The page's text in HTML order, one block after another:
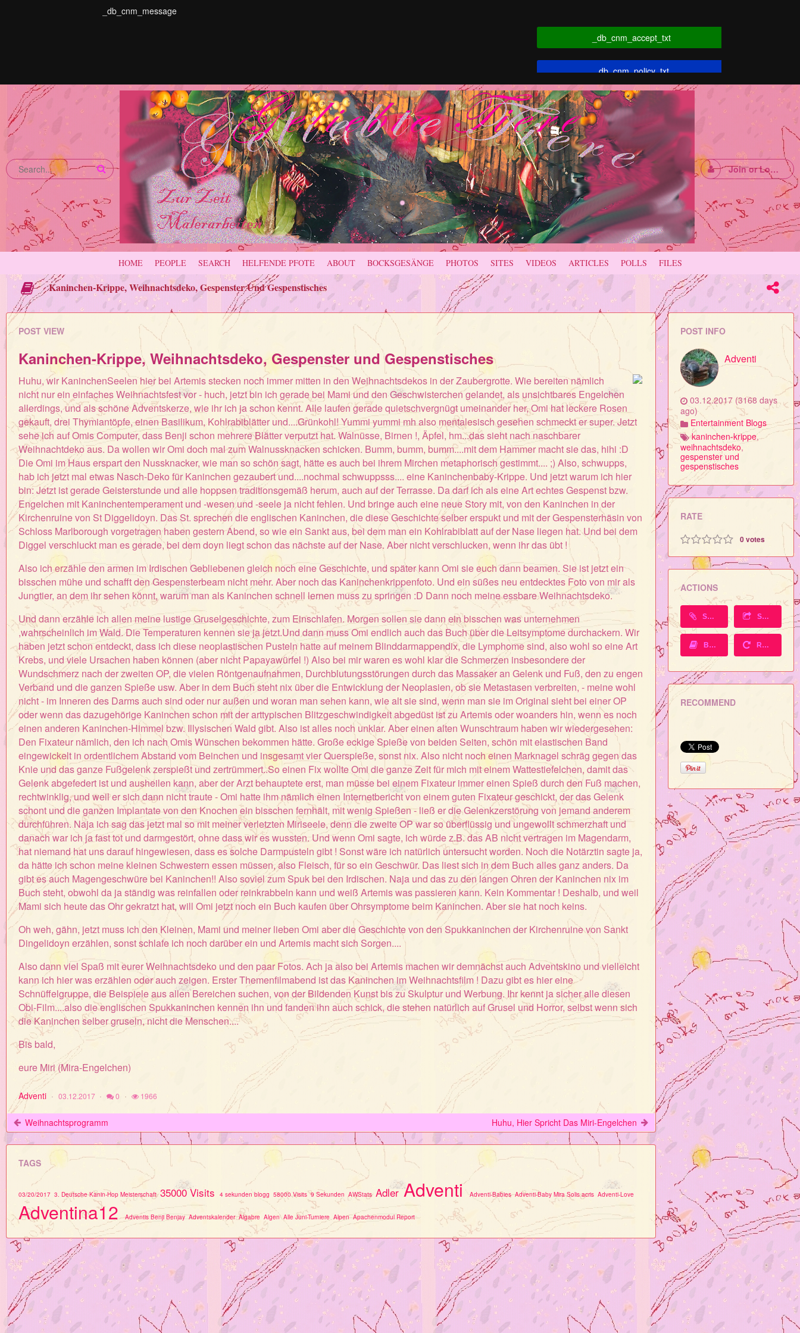
_db_cnm_message
_db_cnm_accept_txt
_db_cnm_policy_txt
Join or Login
HOME PEOPLE SEARCH HELFENDE PFOTE ABOUT BOCKSGESÄNGE PHOTOS SITES VIDEOS ARTICLES POLLS FILES
Kaninchen-Krippe, Weihnachtsdeko, Gespenster Und Gespenstisches
POST VIEW
Kaninchen-Krippe, Weihnachtsdeko, Gespenster und Gespenstisches
Huhu, wir KaninchenSeelen hier bei Artemis stecken noch immer mitten in den Weihnachtsdekos in der Zaubergrotte. Wie bereiten nämlich
nicht nur ein einfaches Weihnachtsfest vor - huch, jetzt bin ich gerade bei Mami und den Geschwisterchen gelandet, als unsichtbares Engelchen
allerdings, und als schöne Adventskerze, wie ihr ich ja schon kennt. Alle laufen gerade quietschvergnügt umeinander her, Omi hat leckere Rosen
gekauft, drei Thymiantöpfe, einen Basilikum, Kohlrabiblätter und....Grünkohl! Yummi yummi mh also mentalesisch gesehen schmeckt er super. Jetzt
sehe ich auf Omis Computer, dass Benji schon mehrere Blätter verputzt hat. Walnüsse, Birnen !, Äpfel, hm...das sieht nach naschbarer
Weihnachtdeko aus. Da wollen wir Omi doch mal zum Walnussknacken schicken. Bumm, bumm, bumm....mit dem Hammer macht sie das, hihi :D
Die Omi im Haus erspart den Nussknacker, wie man so schön sagt, hätte es auch bei ihrem Mirchen metaphorisch gestimmt.... ;) Also, schwupps,
hab ich jetzt mal etwas Nasch-Deko für Kaninchen gezaubert und....nochmal schwuppsss.... eine Kaninchenbaby-Krippe. Und jetzt warum ich hier
bin: Jetzt ist gerade Geisterstunde und alle hoppsen traditionsgemäß herum, auch auf der Terrasse. Da darf ich als eine Art echtes Gespenst bzw.
Engelchen mit Kaninchentemperament und -wesen und -seele ja nicht fehlen. Und bringe auch eine neue Story mit, von den Kaninchen in der
Kirchenruine von St Diggelidoyn. Das St. sprechen die englischen Kaninchen, die diese Geschichte selber erspukt und mit der Gespensterhäsin von
Schloss Marlborough vorgetragen haben gestern Abend, so wie ein Sankt aus, bei dem man ein Kohlrabiblatt auf der Nase liegen hat. Und bei dem
Diggel verschluckt man es gerade, bei dem doyn liegt schon das nächste auf der Nase. Aber nicht verschlucken, wenn ihr das übt !
Also ich erzähle den armen im Irdischen Gebliebenen gleich noch eine Geschichte, und später kann Omi sie euch dann beamen. Sie ist jetzt ein
bisschen mühe und schafft den Gespensterbeam nicht mehr. Aber noch das Kaninchenkrippenfoto. Und ein süßes neu entdecktes Foto von mir als
Jungtier, an dem ihr sehen könnt, warum man als Kaninchen schnell lernen muss zu springen :D Dann noch meine essbare Weihnachtsdeko.
Und dann erzähle ich allen meine lustige Gruselgeschichte, zum Einschlafen. Morgen sollen sie dann ein bisschen was unternehmen
,wahrscheinlich im Wald. Die Temperaturen kennen sie ja jetzt.Und dann muss Omi endlich auch das Buch über die Leitsymptome durchackern. Wir
haben jetzt schon entdeckt, dass ich diese neoplastischen Pusteln hatte auf meinem Blinddarmappendix, die Lymphome sind, also wohl so eine Art
Krebs, und viele Ursachen haben können (aber nicht Papayawürfel !) Also bei mir waren es wohl klar die Schmerzen insbesondere der
Wundschmerz nach der zweiten OP, die vielen Röntgenaufnahmen, Durchblutungsstörungen durch das Massaker an Gelenk und Fuß, den zu engen
Verband und die ganzen Spieße usw. Aber in dem Buch steht nix über die Entwicklung der Neoplasien, ob sie Metastasen verbreiten, - meine wohl
nicht - im Inneren des Darms auch sind oder nur außen und woran man sehen kann, wie alt sie sind, wenn man sie im Original sieht bei einer OP
oder wenn das dazugehörige Kaninchen schon mit der arttypischen Blitzgeschwindigkeit abgedüst ist zu Artemis oder woanders hin, wenn es noch
einen anderen Kaninchen-Himmel bzw. Illysischen Wald gibt. Also ist alles noch unklar. Aber einen alten Wunschtraum haben wir wiedergesehen:
Den Fixateur nämlich, den ich nach Omis Wünschen bekommen hätte. Große eckige Spieße von beiden Seiten, schön mit elastischen Band
eingewickelt in ordentlichem Abstand vom Beinchen und insgesamt vier Querspieße, sonst nix. Also nicht noch einen Marknagel schräg gegen das
Knie und das ganze Fußgelenk zerspießt und zertrümmert..So einen Fix wollte Omi die ganze Zeit für mich mit einem Wattestiefelchen, damit das
Gelenk abgefedert ist und ausheilen kann, aber der Arzt behauptete erst, man müsse bei einem Fixateur immer einen Spieß durch den Fuß machen,
rechtwinklig, und weil er sich dann nicht traute - Omi hatte ihm nämlich einen Internetbericht von einem guten Fixateur geschickt, der das Gelenk
schont und die ganzen Implantate von den Knochen ein bisschen fernhält, mit wenig Spießen - ließ er die Gelenkzerstörung von jemand anderem
durchführen. Naja ich sag das jetzt mal so mit meiner verletzten Miriseele, denn die zweite OP war so überflüssig und ungewollt schmerzhaft und
danach war ich ja fast tot und darmgestört, ohne dass wir es wussten. Und wenn Omi sagte, ich würde z.B. das AB nicht vertragen im Magendarm,
hat niemand hat uns darauf hingewiesen, dass es solche Darmpusteln gibt ! Sonst wäre ich natürlich untersucht worden. Noch die Notärztin sagte ja,
da hätte ich schon meine kleinen Schwestern essen müssen, also Fleisch, für so ein Geschwür. Das liest sich in dem Buch alles ganz anders. Da
gibt es auch Magengeschwüre bei Kaninchen!! Also soviel zum Spuk bei den Irdischen. Naja und das zu den langen Ohren der Kaninchen nix im
Buch steht, obwohl da ja ständig was reinfallen oder reinkrabbeln kann und weiß Artemis was passieren kann. Kein Kommentar ! Deshalb, und weil
Mami sich heute das Ohr gekratzt hat, will Omi jetzt noch ein Buch kaufen über Ohrsymptome beim Kaninchen. Aber sie hat noch keins.
Oh weh, gähn, jetzt muss ich den Kleinen, Mami und meiner lieben Omi aber die Geschichte von den Spukkaninchen der Kirchenruine von Sankt
Dingelidoyn erzählen, sonst schlafe ich noch darüber ein und Artemis macht sich Sorgen....
Also dann viel Spaß mit eurer Weihnachtsdeko und den paar Fotos. Ach ja also bei Artemis machen wir demnächst auch Adventskino und vielleicht
kann ich hier was erzählen oder auch zeigen. Erster Themenfilmabend ist das Kaninchen im Weihnachtsfilm ! Dazu gibt es hier eine
Schnüffelgruppe, die Beispiele aus allen Bereichen suchen, von der Bildenden Kunst bis zu Skulptur und Werbung. Ihr kennt ja sicher alle diesen
Obi-Film....also die englischen Spukkaninchen kennen ihn und fanden ihn auch schick, die stehen natürlich auf Grusel und Horror, selbst wenn sich
die Kaninchen selber gruseln, nicht die Menschen....
Bis bald,
eure Miri (Mira-Engelchen)
Adventi 03.12.2017 0 1966
Weihnachtsprogramm Huhu, Hier Spricht Das Miri-Engelchen
TAGS
03/20/2017 3. Deutsche Kanin-Hop Meisterschaft 35000 Visits 4 sekunden blogg 58000 Visits 9 Sekunden AWStats Adler Adventi Adventi-Babies Adventi-Baby Mira Solis acris Adventi-Love
Adventina12 Adventis Benji Benjay Adventskalender Algabre Algen Alle Juni-Turniere Alpen Apachenmodul Report
POST INFO
Adventi
03.12.2017 (3168 days
ago)
Entertainment Blogs
kaninchen-krippe,
weihnachtsdeko,
gespenster und
gespenstisches
RATE
0votes
ACTIONS
SUBSCRIBE SHARE
BACK TO BLOGREPOST
RECOMMEND